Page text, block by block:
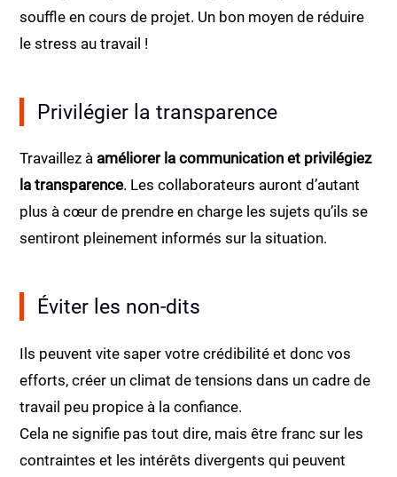
souffle en cours de projet. Un bon moyen de réduire
le stress au travail !
Privilégier la transparence
Travaillez à améliorer la communication et privilégiez
la transparence. Les collaborateurs auront d’autant
plus à cœur de prendre en charge les sujets qu’ils se
sentiront pleinement informés sur la situation.
Éviter les non-dits
Ils peuvent vite saper votre crédibilité et donc vos
efforts, créer un climat de tensions dans un cadre de
travail peu propice à la confiance.
Cela ne signifie pas tout dire, mais être franc sur les
contraintes et les intérêts divergents qui peuvent